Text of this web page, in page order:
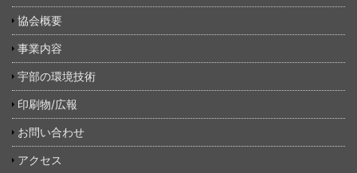
協会概要
事業内容
宇部の環境技術
印刷物/広報
お問い合わせ
アクセス